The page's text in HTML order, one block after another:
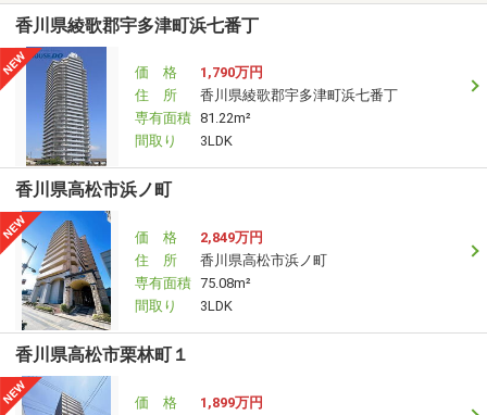
香川県綾歌郡宇多津町浜七番丁
価 格
1,790万円
住 所
香川県綾歌郡宇多津町浜七番丁
専有面積 81.22m²
間取り
3LDK
香川県高松市浜ノ町
価 格
2,849万円
住 所
香川県高松市浜ノ町
専有面積 75.08m²
間取り
3LDK
香川県高松市栗林町１
価 格
1,899万円